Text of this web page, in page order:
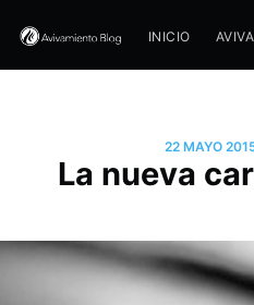
INICIO
22 MAYO
La nueva